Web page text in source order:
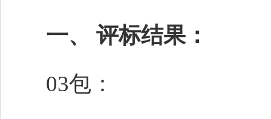
一、 评标结果：
03包：